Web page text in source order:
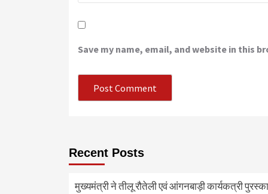
Save my name, email, and website in this
Recent Posts
मुख्यमंत्री ने तीलू रौतेली एवं आंगनबाड़ी कार्यकत्री